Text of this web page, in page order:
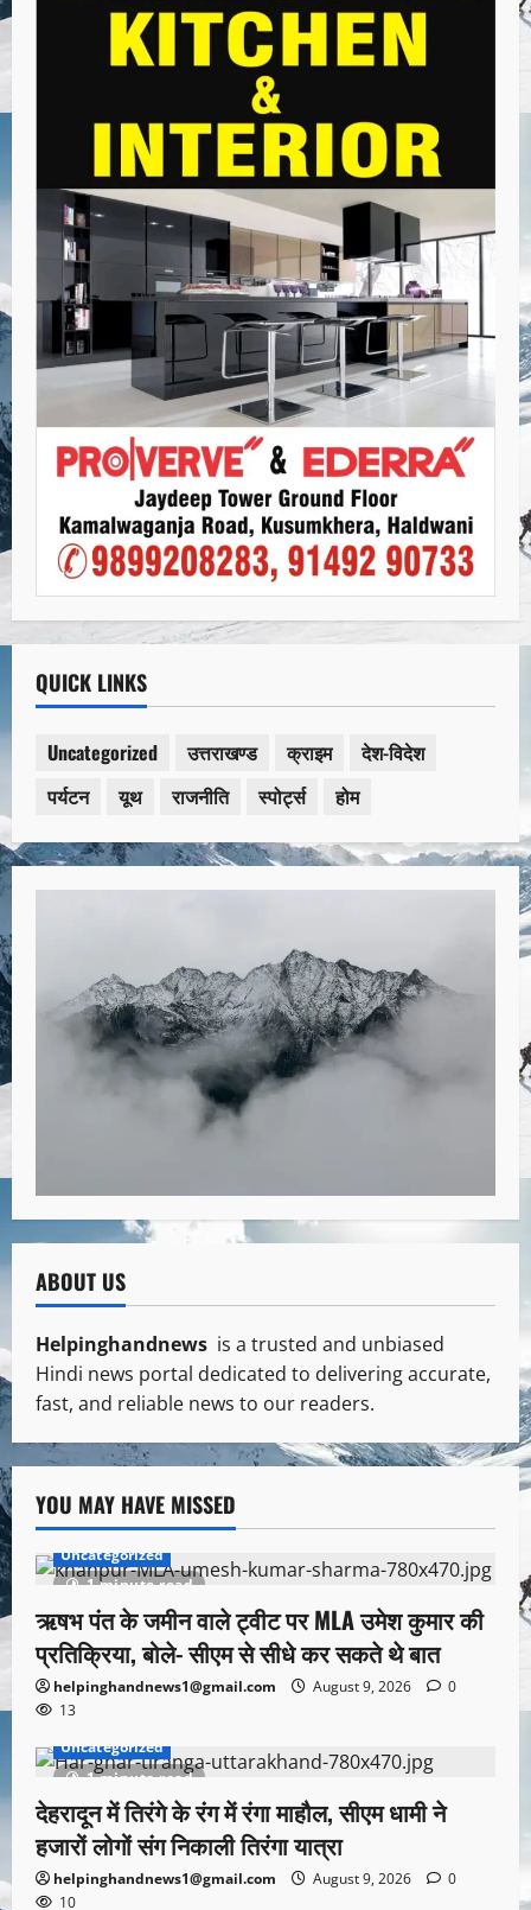
QUICK LINKS
Uncategorized उत्तराखण्ड क्राइम
देश-विदेश
पर्यटन
यूथ राजनीति स्पोर्ट्स होम
ABOUT US
Helpinghandnews is a trusted and unbiased
Hindi news portal dedicated to delivering accurate,
fast, and reliable news to our readers.
YOU MAY HAVE MISSED
1 minute read
Uncategorized
ऋषभ पंत के जमीन वाले ट्वीट पर MLA उमेश कुमार की
प्रतिक्रिया, बोले- सीएम से सीधे कर सकते थे बात
helpinghandnews1@gmail.com August 9, 2026
0
13
1 minute read
Uncategorized
देहरादून में तिरंगे के रंग में रंगा माहौल, सीएम धामी ने
हजारों लोगों संग निकाली तिरंगा यात्रा
helpinghandnews1@gmail.com August 9, 2026
0
10